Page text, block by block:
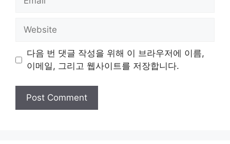
Website
다음 번 댓글 작성을 위해 이 브라우저에 이름,
이메일, 그리고 웹사이트를 저장합니다.